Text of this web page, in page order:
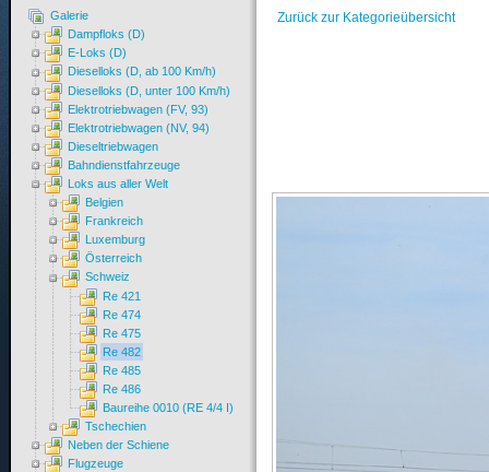
Zurück zur Kategorieübersicht
Galerie
Dampfloks (D)
E-Loks (D)
Dieselloks (D, ab 100 Km/h)
Dieselloks (D, unter 100 Km/h)
Elektrotriebwagen (FV, 93)
Elektrotriebwagen (NV, 94)
Dieseltriebwagen
Bahndienstfahrzeuge
Loks aus aller Welt
Belgien
Frankreich
Luxemburg
Österreich
Schweiz
Re 421
Re 474
Re 475
Re 482
Re 485
Re 486
Baureihe 0010 (RE 4/4 I)
Tschechien
Neben der Schiene
Flugzeuge